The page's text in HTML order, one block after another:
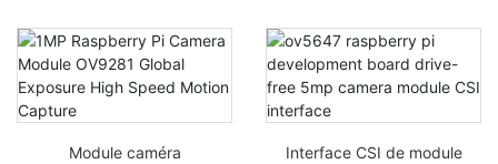
4K Vidéoconférence
IMX586 Support de la
connexion port USB
Module caméra
Interface CSI de module